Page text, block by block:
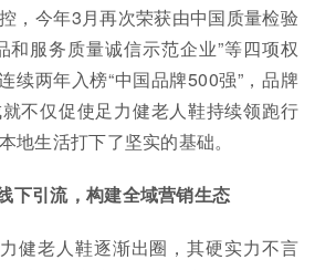
，今年3月再次荣获由中国质量检验
和服务质量诚信示范企业”等四项权
续两年入榜“中国品牌500强”，品牌
不仅促使足力健老人鞋持续领跑行
地生活打下了坚实的基础。
引流，构建全域营销生态
老人鞋逐渐出圈，其硬实力不言